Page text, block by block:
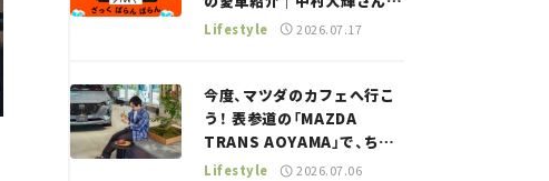
——瀬イオナと嶋田智之の
Lifestyle 2026.07.17
今度、マツダのカフェへ行こ
う！ 表参道の「MAZDA
TRANS AOYAMA」で、ちょ
っとひと息。——連載｜CCG
Lifestyle 2026.07.06